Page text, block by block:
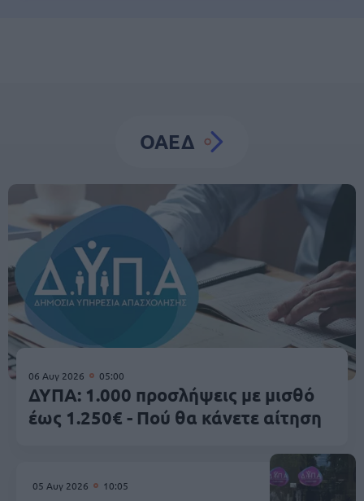
ΟΑΕΔ
06 Αυγ 2026 05:00
ΔΥΠΑ: 1.000 προσλήψεις με μισθό
έως 1.250€ - Πού θα κάνετε αίτηση
05 Αυγ 2026 10:05